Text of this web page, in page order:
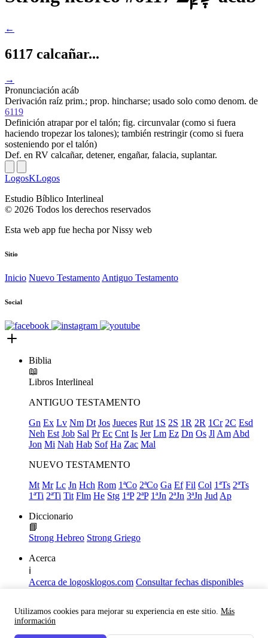
Utilizamos cookies para mejorar su experiencia en este sitio. Más
información
←
6117 calcañar...
→
Pronunciación acáb
Derivación raíz prim.; prop. hincharse; usado solo como denom. de
6119
Definición atrapar por el talón; fig. circunvalar (como si fuera
haciendo tropezar los talones); también restringir (como si fuera
sosteniendo por el talón)
Def. en RV calcañar, detener, engañar, falacia, suplantar.
LogosKLogos
Estudio Bíblico Interlineal
© 2026 Todos los derechos reservados
Esta web app fue hecha porNissy web
Sitio
Inicio Nuevo Testamento Antiguo Testamento
Social
Biblia
📖
Libros Interlineal
ANTIGUO TESTAMENTO
Gn Ex Lv Nm Dt Jos Jueces Rut 1S 2S 1R 2R 1Cr 2C Esd
Neh Est Job Sal Pr Ec Cnt Is Jer Lm Ez Dn Os Jl Am Abd
Jon Mi Nah Hab Sof Ha Zac Mal
NUEVO TESTAMENTO
Mt Mr Lc Jn Hch Rom 1ªCo 2ªCo Ga Ef Fil Col 1ªTs 2ªTs
1ªTi 2ªTi Tit Flm He Stg 1ªP 2ªP 1ªJn 2ªJn 3ªJn Jud Ap
Diccionario
📘
Strong Hebreo Strong Griego
Acerca
ℹ️
Acerca de logosklogos.com Consultar fechas disponibles
Links útiles